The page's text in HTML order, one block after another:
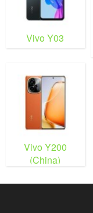
Vivo Y03
Vivo Y200
(China)